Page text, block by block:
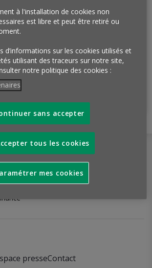
des micro-faits
tous les lundis et
!
Je m'abonne
est l’entité
presseContact
à l'installation de cookies non
est libre et peut être retiré ou
d’informations sur les cookies utilisés et
utilisant des traceurs sur notre site,
notre politique des cookies :
sans accepter
tous les cookies
mes cookies